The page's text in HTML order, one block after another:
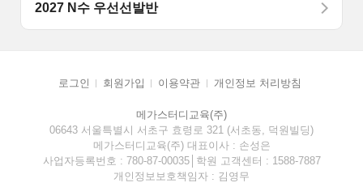
2027 N수 우선선발반
로그인 회원가입 이용약관 개인정보 처리방침
메가스터디교육(주)
06643 서울특별시 서초구 효령로 321 (서초동, 덕원빌딩)
메가스터디교육(주) 대표이사 : 손성은
사업자등록번호 : 780-87-00035│학원 고객센터 : 1588-7887
개인정보보호책임자 : 김영무